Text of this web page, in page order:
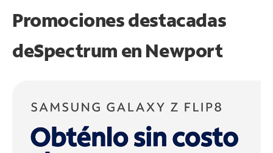
Promociones destacadas
deSpectrum en Newport